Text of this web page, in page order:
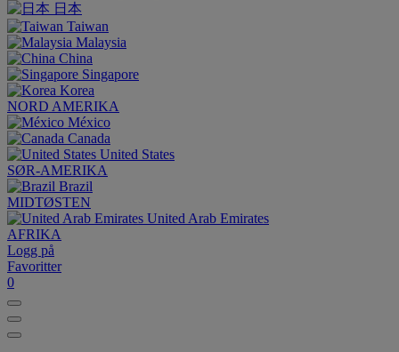
日本
Taiwan
Malaysia
China
Singapore
Korea
NORD AMERIKA
México
Canada
United States
SØR-AMERIKA
Brazil
MIDTØSTEN
United Arab Emirates
AFRIKA
Logg på
Favoritter
0